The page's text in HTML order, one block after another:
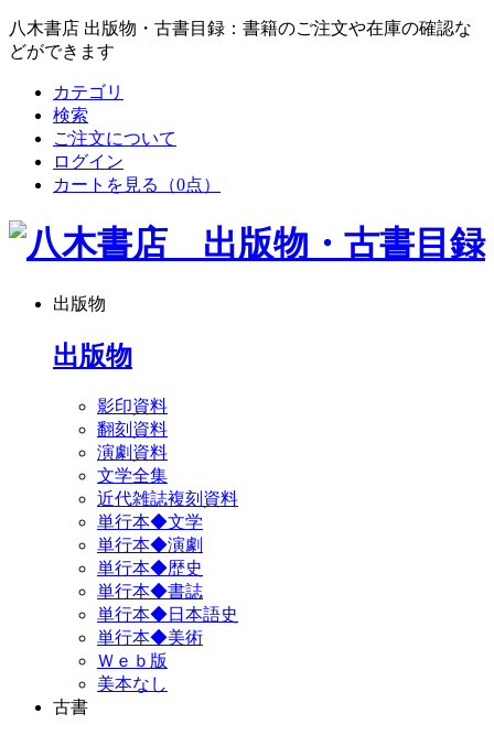
八木書店 出版物・古書目録：書籍のご注文や在庫の確認な
どができます
カテゴリ
検索
ご注文について
ログイン
カートを見る
（0点）
出版物
出版物
影印資料
翻刻資料
演劇資料
文学全集
近代雑誌複刻資料
単行本◆文学
単行本◆演劇
単行本◆歴史
単行本◆書誌
単行本◆日本語史
単行本◆美術
Ｗｅｂ版
美本なし
古書